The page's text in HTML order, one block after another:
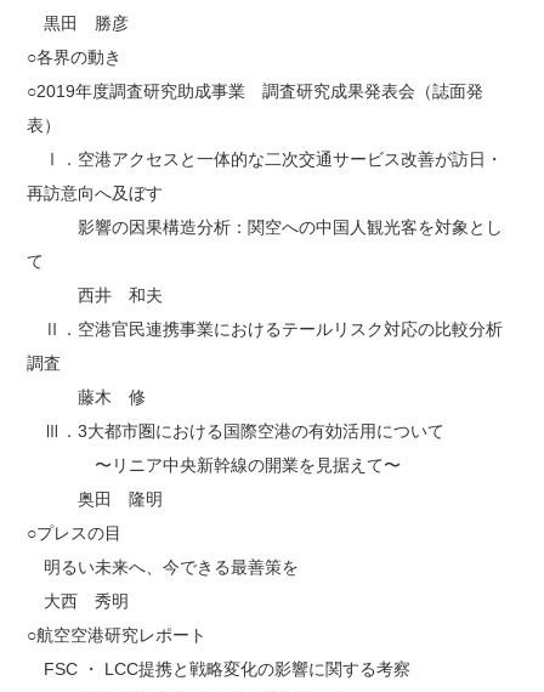
黒田 勝彦
○各界の動き
○2019年度調査研究助成事業 調査研究成果発表会（誌面発
表）
Ⅰ．空港アクセスと一体的な二次交通サービス改善が訪日・
再訪意向へ及ぼす
影響の因果構造分析：関空への中国人観光客を対象とし
て
西井 和夫
Ⅱ．空港官民連携事業におけるテールリスク対応の比較分析
調査
藤木 修
Ⅲ．3大都市圏における国際空港の有効活用について
〜リニア中央新幹線の開業を見据えて〜
奥田 隆明
○プレスの目
明るい未来へ、今できる最善策を
大西 秀明
○航空空港研究レポート
FSC ・ LCC提携と戦略変化の影響に関する考察